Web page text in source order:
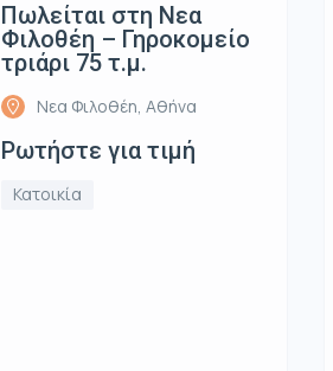
Πωλείται στη Νεα
Φιλοθέη – Γηροκομείο
τριάρι 75 τ.μ.
Νεα Φιλοθέη, Αθήνα
Ρωτήστε για τιμή
Κατοικία